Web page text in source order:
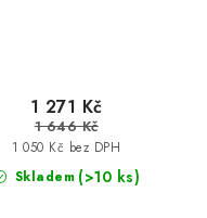
Skladem (>10 ks)
1 050 Kč bez DPH
1 271 Kč
1 646 Kč